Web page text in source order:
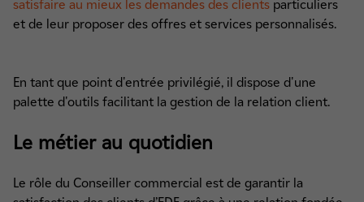
satisfaire au mieux les demandes des clients particuliers
et de leur proposer des offres et services personnalisés.
En tant que point d'entrée privilégié, il dispose d'une
palette d'outils facilitant la gestion de la relation client.
Le métier au quotidien
Le rôle du Conseiller commercial est de garantir la